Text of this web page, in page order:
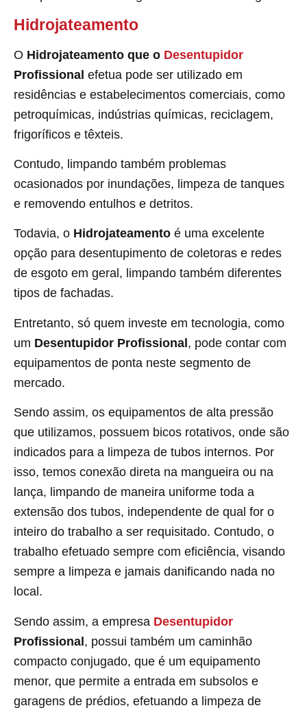
Hidrojateamento
O Hidrojateamento que o Desentupidor
Profissional efetua pode ser utilizado em
residências e estabelecimentos comerciais, como
petroquímicas, indústrias químicas, reciclagem,
frigoríficos e têxteis.
Contudo, limpando também problemas
ocasionados por inundações, limpeza de tanques
e removendo entulhos e detritos.
Todavia, o Hidrojateamento é uma excelente
opção para desentupimento de coletoras e redes
de esgoto em geral, limpando também diferentes
tipos de fachadas.
Entretanto, só quem investe em tecnologia, como
um Desentupidor Profissional, pode contar com
equipamentos de ponta neste segmento de
mercado.
Sendo assim, os equipamentos de alta pressão
que utilizamos, possuem bicos rotativos, onde são
indicados para a limpeza de tubos internos. Por
isso, temos conexão direta na mangueira ou na
lança, limpando de maneira uniforme toda a
extensão dos tubos, independente de qual for o
inteiro do trabalho a ser requisitado. Contudo, o
trabalho efetuado sempre com eficiência, visando
sempre a limpeza e jamais danificando nada no
local.
Sendo assim, a empresa Desentupidor
Profissional, possui também um caminhão
compacto conjugado, que é um equipamento
menor, que permite a entrada em subsolos e
garagens de prédios, efetuando a limpeza de